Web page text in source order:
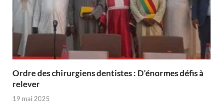
Ordre des chirurgiens dentistes : D’énormes défis à
relever
19 mai 2025